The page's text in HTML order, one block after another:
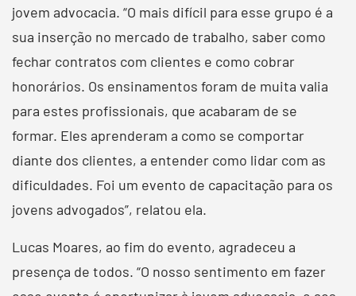
jovem advocacia. “O mais difícil para esse grupo é a
sua inserção no mercado de trabalho, saber como
fechar contratos com clientes e como cobrar
honorários. Os ensinamentos foram de muita valia
para estes profissionais, que acabaram de se
formar. Eles aprenderam a como se comportar
diante dos clientes, a entender como lidar com as
dificuldades. Foi um evento de capacitação para os
jovens advogados”, relatou ela.
Lucas Moares, ao fim do evento, agradeceu a
presença de todos. “O nosso sentimento em fazer